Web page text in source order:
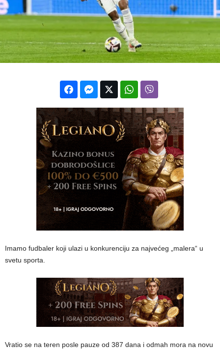
Imamo fudbaler koji ulazi u konkurenciju za najvećeg „malera“ u
svetu sporta.
Vratio se na teren posle pauze od 387 dana i odmah mora na novu